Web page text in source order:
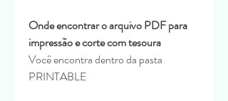
Onde encontrar o arquivo PDF para
impressão e corte com tesoura
Você encontra dentro da pasta
PRINTABLE